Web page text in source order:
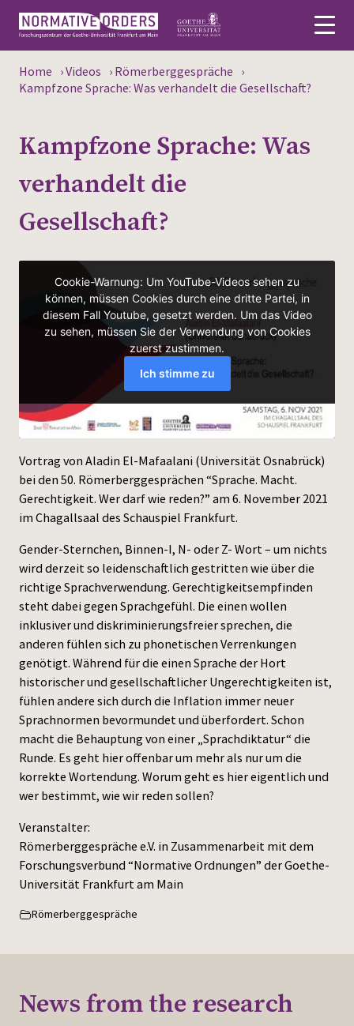
Deutsch
Research
Events
Publications
Home ›Videos › Römerberggespräche ›
Kampfzone Sprache: Was verhandelt die Gesellschaft?
Kampfzone Sprache: Was
verhandelt die
Gesellschaft?
Vortrag von Aladin El-Mafaalani (Universität Osnabrück)
bei den 50. Römerberggesprächen “Sprache. Macht.
Gerechtigkeit. Wer darf wie reden?” am 6. November 2021
im Chagallsaal des Schauspiel Frankfurt.
Gender-Sternchen, Binnen-I, N- oder Z- Wort – um nichts
wird derzeit so leidenschaftlich gestritten wie über die
richtige Sprachverwendung. Gerechtigkeitsempfinden
steht dabei gegen Sprachgefühl. Die einen wollen
inklusiver und diskriminierungsfreier sprechen, die
anderen fühlen sich zu phonetischen Verrenkungen
genötigt. Während für die einen Sprache der Hort
historischer und gesellschaftlicher Ungerechtigkeiten ist,
fühlen andere sich durch die Inflation immer neuer
Sprachnormen bevormundet und überfordert. Schon
macht die Behauptung von einer „Sprachdiktatur“ die
Runde. Es geht hier offenbar um mehr als nur um die
korrekte Wortendung. Worum geht es hier eigentlich und
wer bestimmt, wie wir reden sollen?
Veranstalter:
Römerberggespräche e.V. in Zusammenarbeit mit dem
Forschungsverbund “Normative Ordnungen” der Goethe-
Universität Frankfurt am Main
Römerberggespräche
News from the research